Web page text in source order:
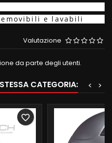
e lavabili
Valutazione
da parte degli utenti.
CATEGORIA: >
<
favorite_border